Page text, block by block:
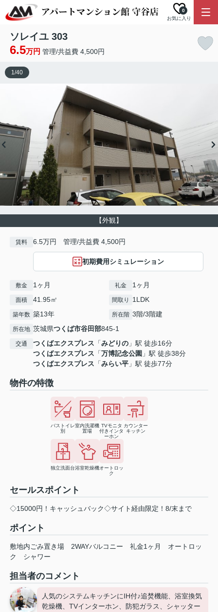
お気に入り
0
ソレイユ 303
6.5万円 管理/共益費 4,500円
【外観】
1/40
賃料 6.5万円 管理/共益費 4,500円
初期費用シミュレーション
敷金 1ヶ月 礼金 1ヶ月
面積 41.95㎡ 間取り 1LDK
築年数 築13年 所在階 3階/3階建
所在地 茨城県つくば市谷田部845-1
交通 つくばエクスプレス 「みどりの 」駅 徒歩16分
つくばエクスプレス 「万博記念公園 」駅 徒歩38分
つくばエクスプレス 「みらい平 」駅 徒歩77分
物件の特徴
バストイレ
別
室内洗濯機
置場
TVモニタ
付きインタ
ーホン
カウンター
キッチン
独立洗面台浴室乾燥機オートロッ
ク
セールスポイント
◇15000円！キャッシュバック◇サイト経由限定！8/末まで
ポイント
敷地内ごみ置き場 2WAYバルコニー 礼金1ヶ月
オートロッ
ク
シャワー
担当者のコメント
人気のシステムキッチンにIH付♪追焚機能、浴室換気
乾燥機、TVインターホン、防犯ガラス、シャッター